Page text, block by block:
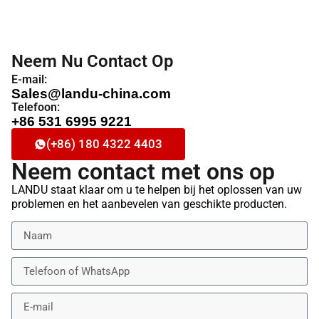
Neem Nu Contact Op
E-mail:
Sales@landu-china.com
Telefoon:
+86 531 6995 9221
(+86) 180 4322 4403
Neem contact met ons op
LANDU staat klaar om u te helpen bij het oplossen van uw
problemen en het aanbevelen van geschikte producten.